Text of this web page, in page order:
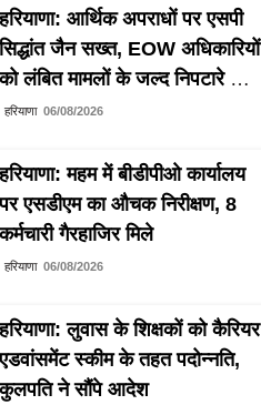
हरियाणा: आर्थिक अपराधों पर एसपी
सिद्धांत जैन सख्त, EOW अधिकारियों
को लंबित मामलों के जल्द निपटारे के
निर्देश
हरियाणा 06/08/2026
हरियाणा: महम में बीडीपीओ कार्यालय
पर एसडीएम का औचक निरीक्षण, 8
कर्मचारी गैरहाजिर मिले
हरियाणा 06/08/2026
हरियाणा: लुवास के शिक्षकों को कैरियर
एडवांसमेंट स्कीम के तहत पदोन्नति,
कुलपति ने सौंपे आदेश